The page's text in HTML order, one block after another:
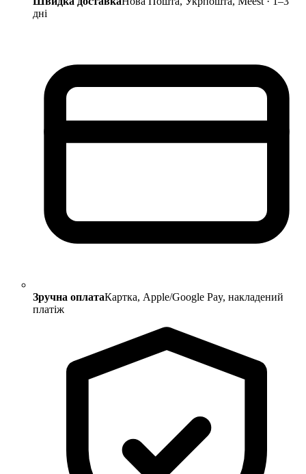
дні
Зручна оплатаКартка, Apple/Google Pay, накладений
платіж